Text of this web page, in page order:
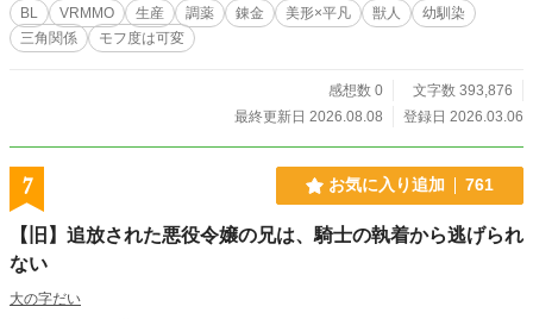
BL VRMMO 生産 調薬 錬金 美形×平凡 獣人
幼馴染
三角関係
モフ度は可変
感想数 0
文字数 393,876
最終更新日 2026.08.08
登録日 2026.03.06
7 お気に入り追加 761
【旧】追放された悪役令嬢の兄は、騎士の執着から逃げられ
ない
大の字だい